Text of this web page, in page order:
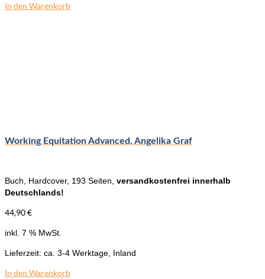
In den Warenkorb
Working Equitation Advanced, Angelika Graf
Buch, Hardcover, 193 Seiten, versandkostenfrei innerhalb
Deutschlands!
44,90€
inkl. 7 % MwSt.
Lieferzeit: ca. 3-4 Werktage, Inland
In den Warenkorb